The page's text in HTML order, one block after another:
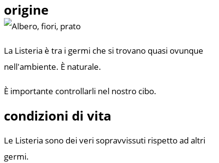
origine
La Listeria è tra i germi che si trovano quasi ovunque
nell'ambiente. È naturale.
È importante controllarli nel nostro cibo.
condizioni di vita
Le Listeria sono dei veri sopravvissuti rispetto ad altri
germi.